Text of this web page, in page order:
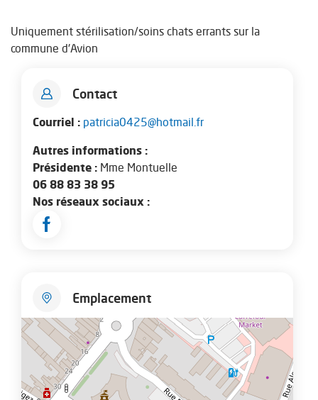
Uniquement stérilisation/soins chats errants sur la
commune d'Avion
Contact
Courriel : patricia0425@hotmail.fr
Autres informations :
Présidente : Mme Montuelle
06 88 83 38 95
Nos réseaux sociaux :
Facebook
Emplacement
+
−